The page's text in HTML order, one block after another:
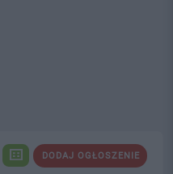
DODAJ OGŁOSZENIE